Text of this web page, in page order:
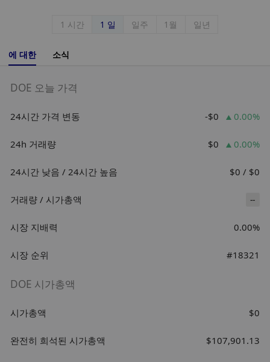
1 시간 1 일 일주 1월 일년
에 대한 소식
DOE 오늘 가격
24시간 가격 변동 -$0 0.00%
24h 거래량 $0 0.00%
24시간 낮음 / 24시간 높음 $0 / $0
거래량 / 시가총액 --
시장 지배력 0.00%
시장 순위 #18321
DOE 시가총액
시가총액 $0
완전히 희석된 시가총액 $107,901.13